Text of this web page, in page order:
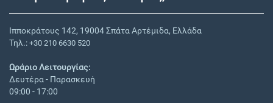
Ιπποκράτους 142, 19004 Σπάτα Αρτέμιδα, Ελλάδα
Τηλ.: +30 210 6630 520
Ωράριο Λειτουργίας:
Δευτέρα - Παρασκευή
09:00 - 17:00